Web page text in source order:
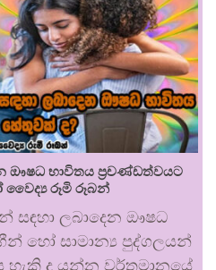
ඖෂධ භාවිතය ප්‍රචණ්ඩත්වයට
වෛද්‍ය රූමි රූබන්
සඳහා ලබාදෙන ඖෂධ
හෝ සාමාන්‍ය පුද්ගලයන්
ද යන්න වර්තමානයේ